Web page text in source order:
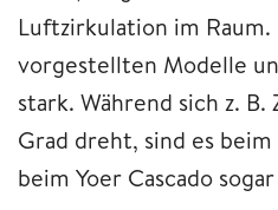
Luftzirkulation im
vorgestellten Modelle
stark. Während sich z.
Grad dreht, sind es
beim Yoer Cascado